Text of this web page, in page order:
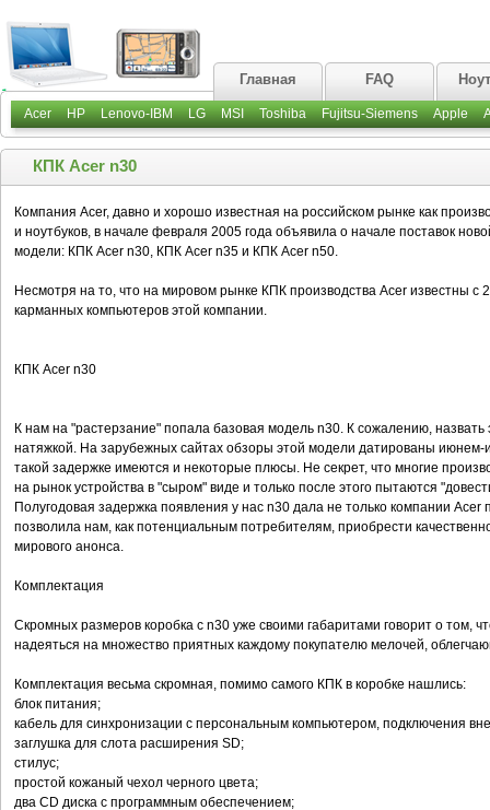
Главная FAQ
Acer HP Lenovo-IBM LG MSI Toshiba Fujitsu-Siemens Apple
КПК Acer n30
Компания Acer, давно и хорошо известная на российском рынке как
и ноутбуков, в начале февраля 2005 года объявила о начале поставок
модели: КПК Acer n30, КПК Acer n35 и КПК Acer n50.
Несмотря на то, что на мировом рынке КПК производства Acer известны с
карманных компьютеров этой компании.
КПК Acer n30
К нам на "растерзание" попала базовая модель n30. К сожалению,
натяжкой. На зарубежных сайтах обзоры этой модели датированы июнем-
такой задержке имеются и некоторые плюсы. Не секрет, что многие
на рынок устройства в "сыром" виде и только после этого пытаются
Полугодовая задержка появления у нас n30 дала не только компании
позволила нам, как потенциальным потребителям, приобрести
мирового анонса.
Комплектация
Скромных размеров коробка с n30 уже своими габаритами говорит о том,
надеяться на множество приятных каждому покупателю мелочей,
Комплектация весьма скромная, помимо самого КПК в коробке нашлись:
блок питания;
кабель для синхронизации с персональным компьютером, подключения
заглушка для слота расширения SD;
стилус;
простой кожаный чехол черного цвета;
два CD диска с программным обеспечением;